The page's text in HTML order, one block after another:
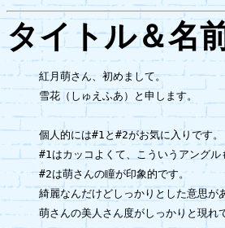
タイトル＆名
紅月萌さん、初めまして。
雪花（しゅえふあ）と申します。
個人的には#1と#2がお気に入りです。
#1はカッコよくて、こういうアング
#2は萌さんの瞳が印象的です。
綺麗なんだけどしっかりとした意思が
萌さんの美人さん度がしっかりと現れ